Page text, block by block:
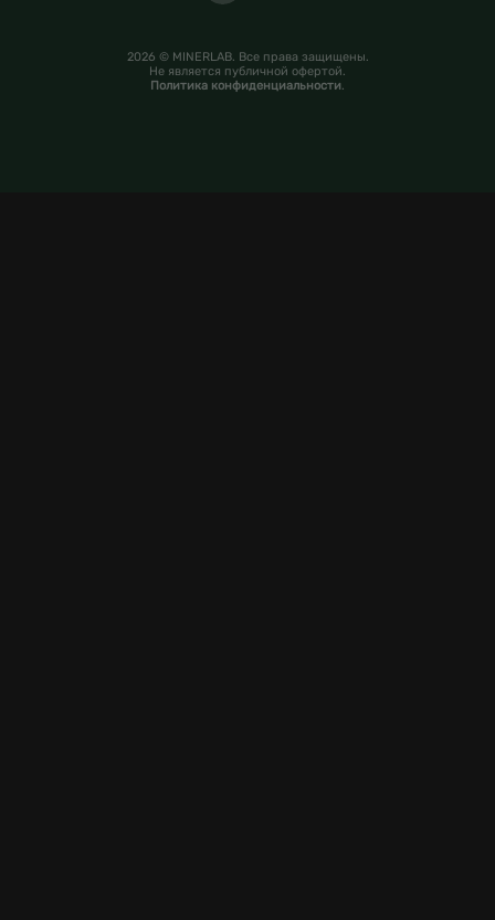
2026 © MINERLAB. Все права защищены.
Не является публичной офертой.
Политика конфиденциальности.